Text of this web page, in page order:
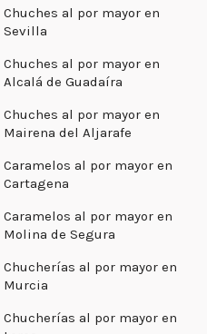
Chuches al por mayor en
Sevilla
Chuches al por mayor en
Alcalá de Guadaíra
Chuches al por mayor en
Mairena del Aljarafe
Caramelos al por mayor en
Cartagena
Caramelos al por mayor en
Molina de Segura
Chucherías al por mayor en
Murcia
Chucherías al por mayor en